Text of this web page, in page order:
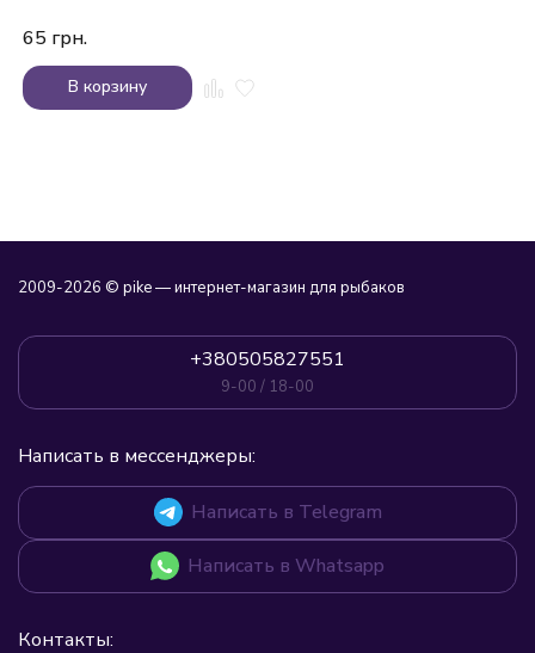
65 грн.
В корзину
2009-2026 © pike — интернет-магазин для рыбаков
+380505827551
9-00 / 18-00
Написать в мессенджеры:
Написать в Telegram
Написать в Whatsapp
Контакты: